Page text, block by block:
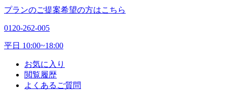
プランのご提案希望の方はこちら
0120-262-005
平日 10:00~18:00
お気に入り
閲覧履歴
よくあるご質問